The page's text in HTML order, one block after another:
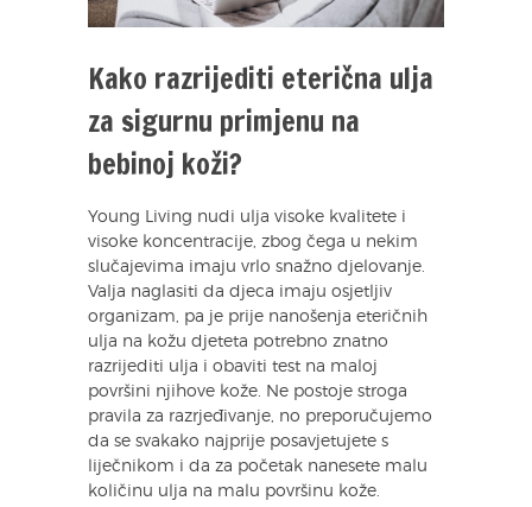
Kako razrijediti eterična ulja
za sigurnu primjenu na
bebinoj koži?
Young Living nudi ulja visoke kvalitete i
visoke koncentracije, zbog čega u nekim
slučajevima imaju vrlo snažno djelovanje.
Valja naglasiti da djeca imaju osjetljiv
organizam, pa je prije nanošenja eteričnih
ulja na kožu djeteta potrebno znatno
razrijediti ulja i obaviti test na maloj
površini njihove kože. Ne postoje stroga
pravila za razrjeđivanje, no preporučujemo
da se svakako najprije posavjetujete s
liječnikom i da za početak nanesete malu
količinu ulja na malu površinu kože.